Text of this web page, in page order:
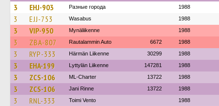
3
EHJ-903 Разные города 1988
3 EJJ-753 Wasabus 1988
3 VIP-950 Mynäliikenne 1988
3 ZBA-807 Rautalammin Auto 6672 1988
3 RYP-333 Härmän Liikenne 30299 1988
3 EHA-199 Lyttylän Liikenne 147281 1988
3 ZCS-106 ML-Charter 13722 1988
3 ZCS-106 Jani Rinne 13722 1988
3 RNL-333 Toimi Vento 1988